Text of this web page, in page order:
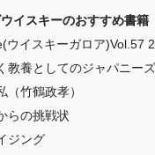
イスキーのおすすめ書籍
ウイスキーガロア)Vol.57
教養としてのジャパニー
竹鶴政孝）
らの挑戦状
ジング